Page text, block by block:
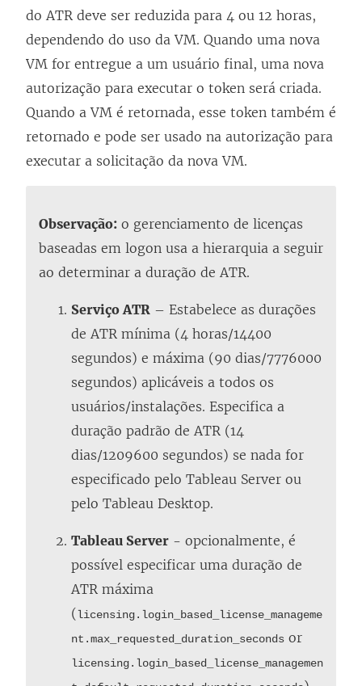
do ATR deve ser reduzida para 4 ou 12 horas,
dependendo do uso da VM. Quando uma nova
VM for entregue a um usuário final, uma nova
autorização para executar o token será criada.
Quando a VM é retornada, esse token também é
retornado e pode ser usado na autorização para
executar a solicitação da nova VM.
Observação: o gerenciamento de licenças
baseadas em logon usa a hierarquia a seguir
ao determinar a duração de ATR.
Serviço ATR – Estabelece as durações
de ATR mínima (4 horas/14400
segundos) e máxima (90 dias/7776000
segundos) aplicáveis a todos os
usuários/instalações. Especifica a
duração padrão de ATR (14
dias/1209600 segundos) se nada for
especificado pelo Tableau Server ou
pelo Tableau Desktop.
Tableau Server - opcionalmente, é
possível especificar uma duração de
ATR máxima
(licensing.login_based_license_manageme
nt.max_requested_duration_seconds or
licensing.login_based_license_managemen